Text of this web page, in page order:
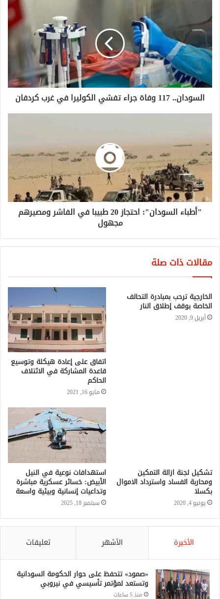
السودان.. 117 وفاة جراء تفشي الكوليرا في غرب كردفان
"أطباء السودان": احتجاز 20 طبيبا في الفاشر ومصيرهم
مجهول
مقالات ذات صلة
الخارجية ترحب بمبادرة التحالف
الخاصة بوقف إطلاق النار
أبريل 9, 2020
اتفاق على إعادة هيكلة وتوسيع
قاعدة المشاركة في الائتلاف
الحاكم
مايو 16, 2021
تشكيل لجنة ازالة التمكين
ومحاربة الفساد واسترداد الاموال
بكسلا
يونيو 4, 2020
استهدافات نوعية في النيل
الأبيض: خسائر عسكرية مباشرة
وتداعيات إنسانية وبيئية واسعة
سبتمبر 18, 2025
الأخيرة الأشهر تعليقات
«صمود» تتحفظ على حوار الحكومة السودانية
وتستعد لمؤتمر تأسيسي في نيروبي
منذ 5 ساعات